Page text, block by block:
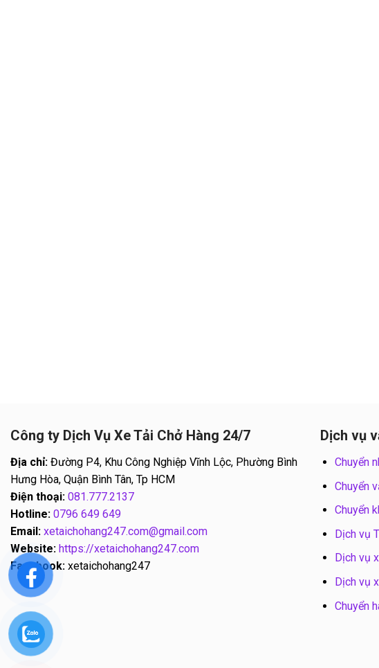
Công ty Dịch Vụ Xe Tải Chở Hàng 24/7
Địa chỉ: Đường P4, Khu Công Nghiệp Vĩnh Lộc, Phường Bình
Hưng Hòa, Quận Bình Tân, Tp HCM
Điện thoại: 081.777.2137
Hotline: 0796 649 649
Email: xetaichohang247.com@gmail.com
Website: https://xetaichohang247.com
Facebook: xetaichohang247
Dịch vụ
Chuyển
Chuyển
Chuyển
Dịch vụ
Dịch vụ
Dịch vụ
Chuyển